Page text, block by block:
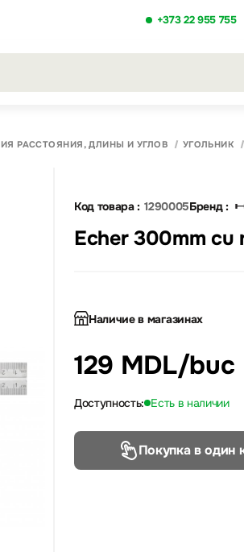
+373 22 955 755
РАССТОЯНИЯ, ДЛИНЫ И УГЛОВ УГОЛЬНИК
Код товара : 1290005Бренд :
Echer 300mm cu
Наличие в магазинах
129 MDL/buc
Доступность: Есть в наличии
Покупка в один